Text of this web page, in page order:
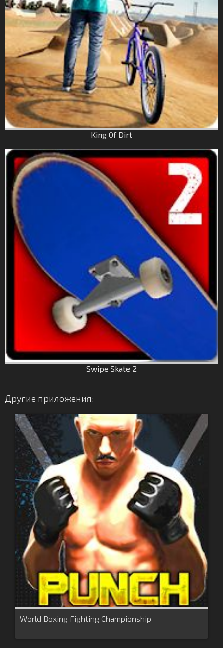
King Of Dirt
Swipe Skate 2
Другие приложения:
World Boxing Fighting Championship